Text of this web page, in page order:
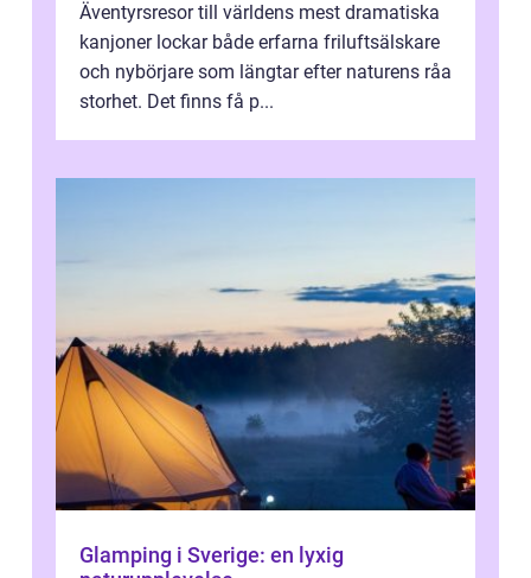
Äventyrsresor till världens mest dramatiska
kanjoner lockar både erfarna friluftsälskare
och nybörjare som längtar efter naturens råa
storhet. Det finns få p...
Glamping i Sverige: en lyxig